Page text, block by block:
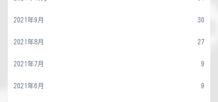
2021年9月 30
2021年8月 27
2021年7月 9
2021年6月 9